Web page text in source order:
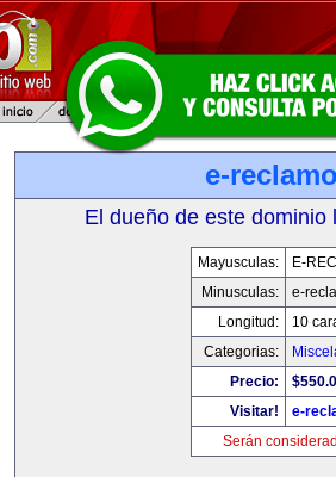
e-
El dueño de este dominio
Mayusculas:
E-
Minusculas:
e-
Longitud:
10
Categorias:
Precio:
Visitar!
e-
Serán